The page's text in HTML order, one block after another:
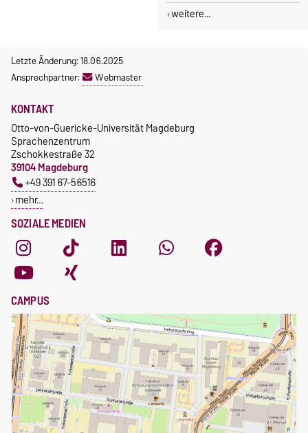
weitere...
Letzte Änderung: 18.06.2025
Ansprechpartner:
Webmaster
SOZIALE MEDIEN
KONTAKT
Otto-von-Guericke-Universität Magdeburg
Sprachenzentrum
Zschokkestraße 32
39104 Magdeburg
+49 391 67-56516
mehr…
CAMPUS